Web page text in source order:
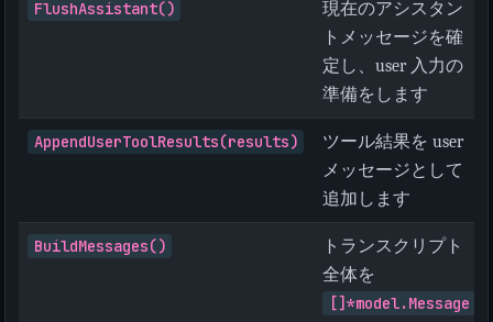
FlushAssistant()
現在のアシスタン
トメッセージを確
定し、user 入力の
準備をします
AppendUserToolResults(results)
ツール結果を user
メッセージとして
追加します
BuildMessages()
トランスクリプト
全体を
[]*model.Message